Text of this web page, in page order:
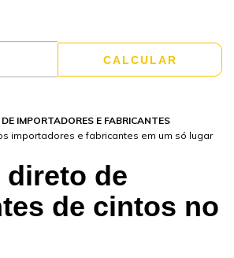
CALCULAR
IMPORTADORES E FABRICANTES
importadores e fabricantes em um só lugar
direto de
de cintos no